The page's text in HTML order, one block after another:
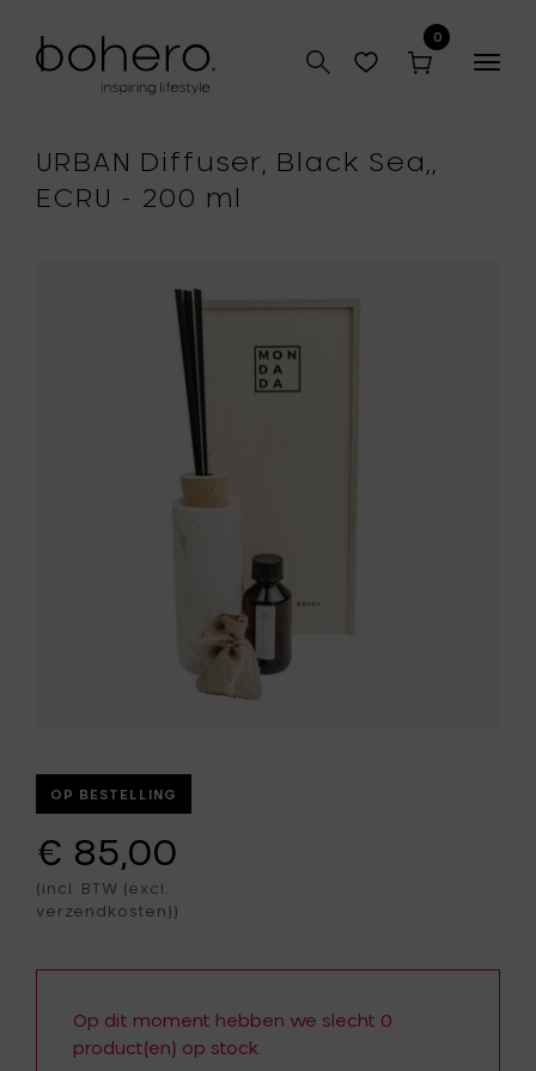
0
URBAN Diffuser, Black Sea,,
ECRU - 200 ml
OP BESTELLING
€ 85,00
(incl. BTW (excl.
verzendkosten))
Op dit moment hebben we slecht 0
product(en) op stock.